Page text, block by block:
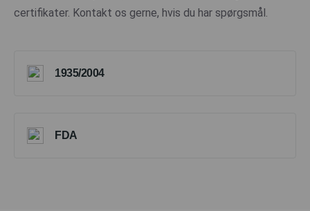
certifikater. Kontakt os gerne, hvis du har spørgsmål.
1935/2004
FDA